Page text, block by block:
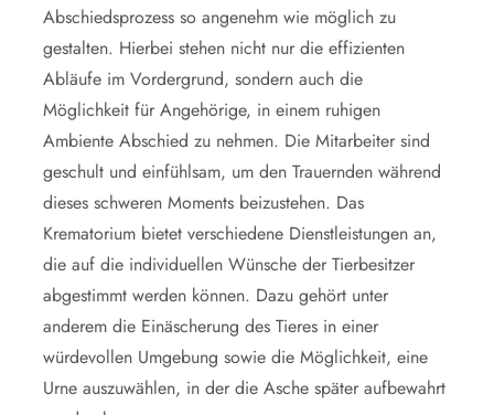
Abschiedsprozess so angenehm wie möglich zu
gestalten. Hierbei stehen nicht nur die effizienten
Abläufe im Vordergrund, sondern auch die
Möglichkeit für Angehörige, in einem ruhigen
Ambiente Abschied zu nehmen. Die Mitarbeiter sind
geschult und einfühlsam, um den Trauernden während
dieses schweren Moments beizustehen. Das
Krematorium bietet verschiedene Dienstleistungen an,
die auf die individuellen Wünsche der Tierbesitzer
abgestimmt werden können. Dazu gehört unter
anderem die Einäscherung des Tieres in einer
würdevollen Umgebung sowie die Möglichkeit, eine
Urne auszuwählen, in der die Asche später aufbewahrt